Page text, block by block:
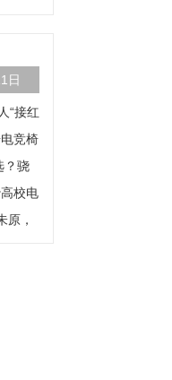
日
“接红
竞椅
？骁
校电
原，